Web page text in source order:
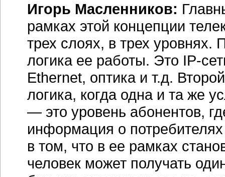
Игорь Масленников:
рамках этой концепции
трех слоях, в трех
логика ее работы. Это IP-
Ethernet, оптика и т.д.
логика, когда одна и та же
— это уровень абонентов,
информация о
в том, что в ее рамках
человек может получать